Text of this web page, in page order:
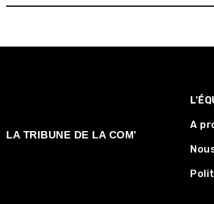
LA TRIBUNE DE LA COM'
A